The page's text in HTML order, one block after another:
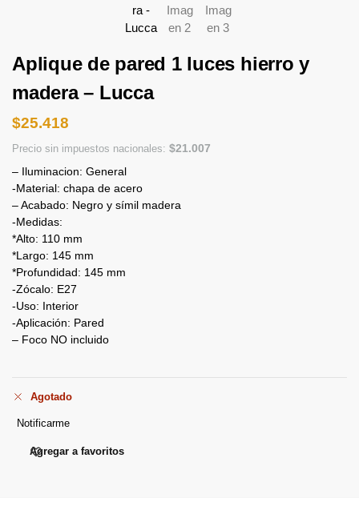
Aplique de pared 1 luces hierro y
madera – Lucca
$25.418
Precio sin impuestos nacionales: $21.007
– Iluminacion: General
-Material: chapa de acero
– Acabado: Negro y símil madera
-Medidas:
*Alto: 110 mm
*Largo: 145 mm
*Profundidad: 145 mm
-Zócalo: E27
-Uso: Interior
-Aplicación: Pared
– Foco NO incluido
Agotado
Notificarme
Agregar a favoritos